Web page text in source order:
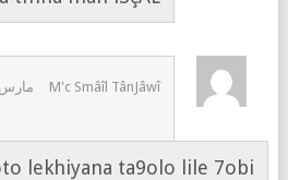
M'c Smâîl TânJâwî
مارس 30,
lekhiyana ta9olo lile 7obi